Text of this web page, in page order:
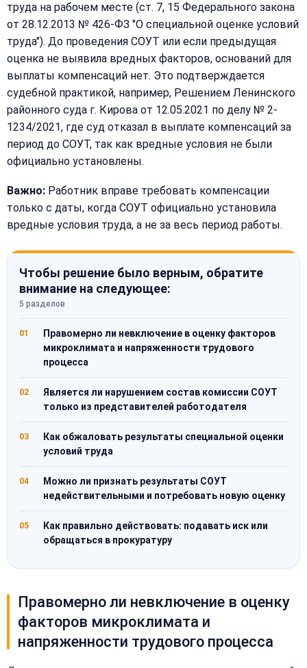
труда на рабочем месте (ст. 7, 15 Федерального закона
от 28.12.2013 № 426-ФЗ "О специальной оценке условий
труда"). До проведения СОУТ или если предыдущая
оценка не выявила вредных факторов, оснований для
выплаты компенсаций нет. Это подтверждается
судебной практикой, например, Решением Ленинского
районного суда г. Кирова от 12.05.2021 по делу № 2-
1234/2021, где суд отказал в выплате компенсаций за
период до СОУТ, так как вредные условия не были
официально установлены.
Важно: Работник вправе требовать компенсации
только с даты, когда СОУТ официально установила
вредные условия труда, а не за весь период работы.
Чтобы решение было верным, обратите
внимание на следующее:
5 разделов
01
Правомерно ли невключение в оценку факторов
микроклимата и напряженности трудового
процесса
02
Является ли нарушением состав комиссии СОУТ
только из представителей работодателя
03
Как обжаловать результаты специальной оценки
условий труда
04
Можно ли признать результаты СОУТ
недействительными и потребовать новую оценку
05
Как правильно действовать: подавать иск или
обращаться в прокуратуру
Правомерно ли невключение в оценку
факторов микроклимата и
напряженности трудового процесса